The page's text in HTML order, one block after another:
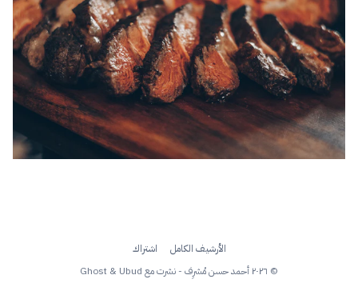
الأرشيف الكامل
اشتراك
© ٢٠٢٦ أحمد حسن مُشرِف - نشرت مع
Ghost & Ubud